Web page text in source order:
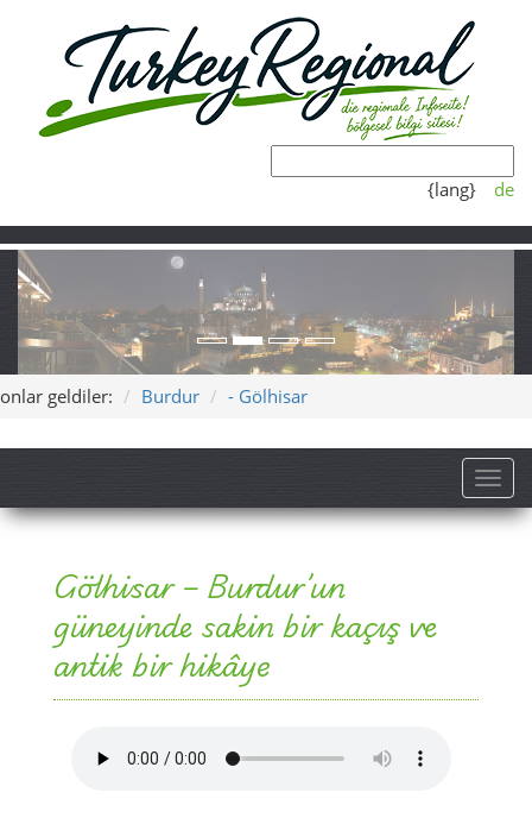
{lang} de
onlar geldiler: Burdur - Gölhisar
Gölhisar – Burdur’un
güneyinde sakin bir kaçış ve
antik bir hikâye